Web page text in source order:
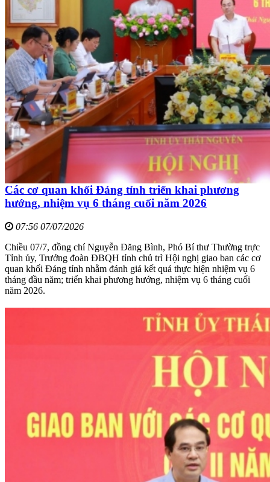
Các cơ quan khối Đảng tỉnh triển khai phương
hướng, nhiệm vụ 6 tháng cuối năm 2026
07:56 07/07/2026
Chiều 07/7, đồng chí Nguyễn Đăng Bình, Phó Bí thư Thường trực
Tỉnh ủy, Trưởng đoàn ĐBQH tỉnh chủ trì Hội nghị giao ban các cơ
quan khối Đảng tỉnh nhằm đánh giá kết quả thực hiện nhiệm vụ 6
tháng đầu năm; triển khai phương hướng, nhiệm vụ 6 tháng cuối
năm 2026.